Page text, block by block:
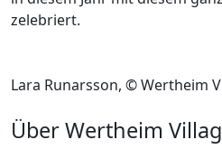
zelebriert.
Lara Runarsson, © Wertheim
Über Wertheim